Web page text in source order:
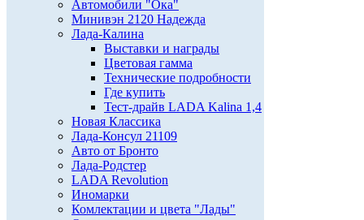
Автомобили "Ока"
Минивэн 2120 Надежда
Лада-Калина
Выставки и награды
Цветовая гамма
Технические подробности
Где купить
Тест-драйв LADA Kalina 1,4
Новая Классика
Лада-Консул 21109
Авто от Бронто
Лада-Родстер
LADA Revolution
Иномарки
Комлектации и цвета "Лады"